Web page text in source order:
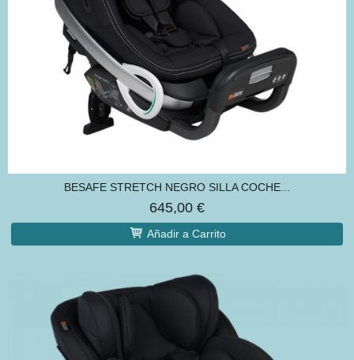
BESAFE STRETCH NEGRO SILLA COCHE...
645,00 €
Añadir a Carrito